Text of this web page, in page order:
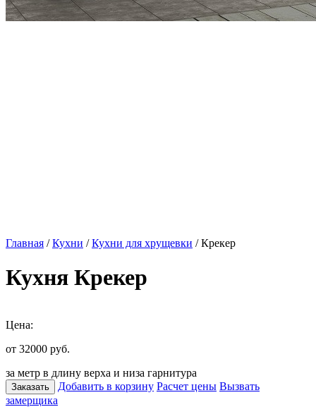
Главная /Кухни /Кухни для хрущевки / Крекер
Кухня Крекер
Цена:
от 32000 руб.
за метр в длину верха и низа гарнитура
Заказать Добавить в корзину Расчет цены Вызвать
замерщика